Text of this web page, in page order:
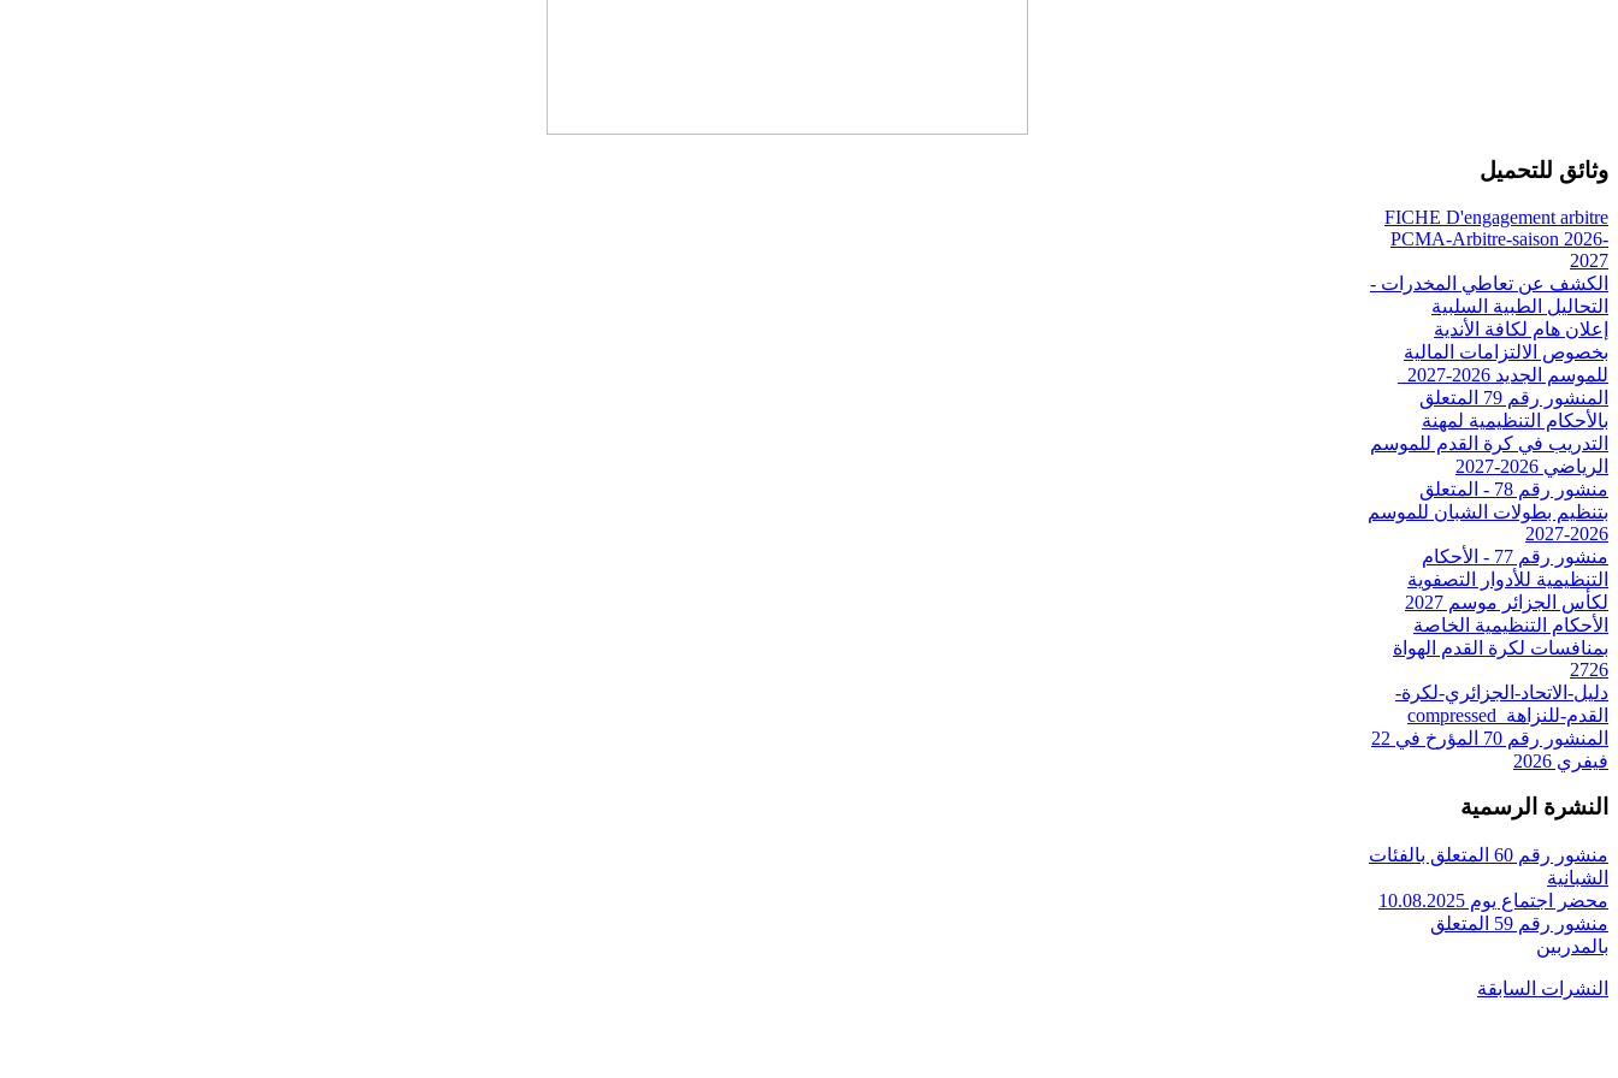
وثائق للتحميل
FICHE D'engagement arbitre
PCMA-Arbitre-saison 2026-
2027
الكشف عن تعاطي المخدرات -
التحاليل الطبية السلبية
إعلان هام لكافة الأندية
بخصوص الالتزامات المالية
للموسم الجديد 2026-2027_
المنشور رقم 79 المتعلق
بالأحكام التنظيمية لمهنة
التدريب في كرة القدم للموسم
الرياضي 2026-2027
منشور رقم 78 - المتعلق
بتنظيم بطولات الشبان للموسم
2026-2027
منشور رقم 77 - الأحكام
التنظيمية للأدوار التصفوية
لكأس الجزائر موسم 2027
الأحكام التنظيمية الخاصة
بمنافسات لكرة القدم الهواة
2726
دليل-الاتحاد-الجزائري-لكرة-
القدم-للنزاهة_compressed
المنشور رقم 70 المؤرخ في 22
فيفري 2026
النشرة الرسمية
منشور رقم 60 المتعلق بالفئات
الشبانية
محضر اجتماع يوم 10.08.2025
منشور رقم 59 المتعلق
بالمدربين
النشرات السابقة